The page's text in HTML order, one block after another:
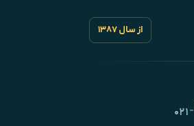
از سال ۱۳۸۷
-۰۲۱